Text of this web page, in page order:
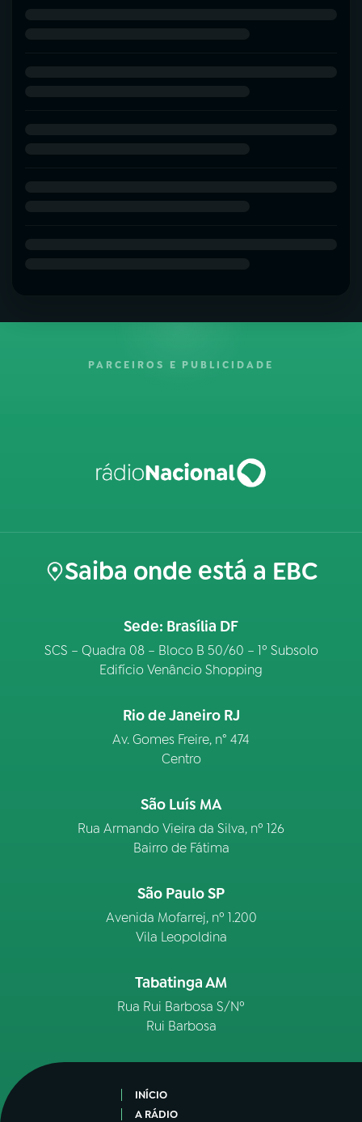
PARCEIROS E PUBLICIDADE
Saiba onde está a EBC
Sede: Brasília DF
SCS – Quadra 08 – Bloco B 50/60 – 1º Subsolo
Edifício Venâncio Shopping
Rio de Janeiro RJ
Av. Gomes Freire, n° 474
Centro
São Luís MA
Rua Armando Vieira da Silva, nº 126
Bairro de Fátima
São Paulo SP
Avenida Mofarrej, nº 1.200
Vila Leopoldina
Tabatinga AM
Rua Rui Barbosa S/Nº
Rui Barbosa
INÍCIO
A RÁDIO